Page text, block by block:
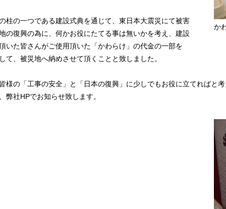
か
柱の一つである建設式典を通じて、東日本大震災にて被害
の復興の為に、何かお役にたてる事は無いかを考え、建設
いた皆さんがご使用頂いた「かわらけ」の代金の一部を
て、被災地へ納めさせて頂くことと致しました。
様の「工事の安全」と「日本の復興」に少しでもお役に立てればと
弊社HPでお知らせ致します。